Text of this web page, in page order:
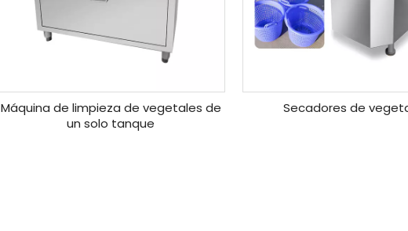
Máquina de limpieza de vegetales de
un solo tanque
Secadores de